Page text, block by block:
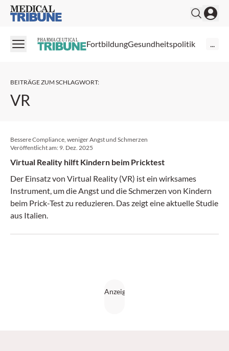
Medical Tribune
PHARMACEUTICAL FortbildungGesundheitspolitik ...
BEITRÄGE ZUM SCHLAGWORT:
VR
Bessere Compliance, weniger Angst und Schmerzen
Veröffentlicht am: 9. Dez. 2025
Virtual Reality hilft Kindern beim Pricktest
Der Einsatz von Virtual Reality (VR) ist ein wirksames
Instrument, um die Angst und die Schmerzen von Kindern
beim Prick-Test zu reduzieren. Das zeigt eine aktuelle Studie
aus Italien.